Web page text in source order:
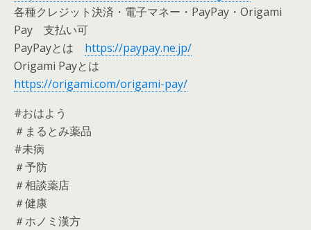
各種クレジット決済・電子マネー・PayPay・Origami
Pay 支払い可
PayPayとは https://paypay.ne.jp/
Origami Payとは
https://origami.com/origami-pay/
#おはよう
＃まるとみ薬品
#未病
＃予防
＃相談薬店
＃健康
＃ホノミ漢方